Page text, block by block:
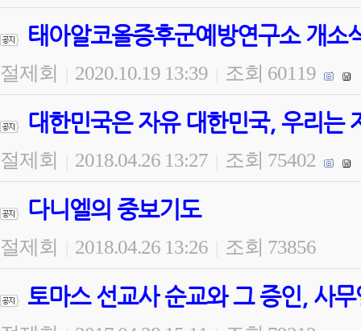
태아알코올증후군예방연구소 개소
절제회 2020.10.19 13:39 조회 60119
대한민국은 자유 대한민국, 우리는
절제회 2018.04.26 13:27 조회 75402
다니엘의 중보기도
절제회 2018.04.26 13:26 조회 73856
토마스 선교사 순교와 그 증인, 사